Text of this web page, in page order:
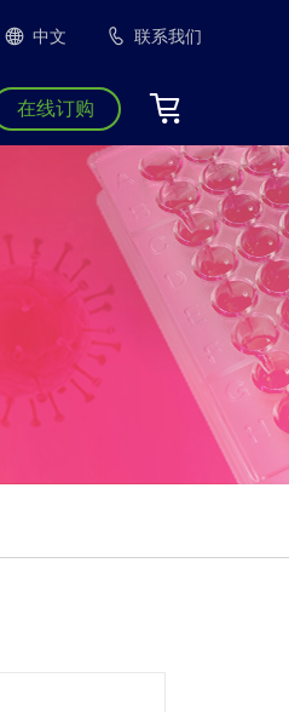
中文 联系我们
在线订购